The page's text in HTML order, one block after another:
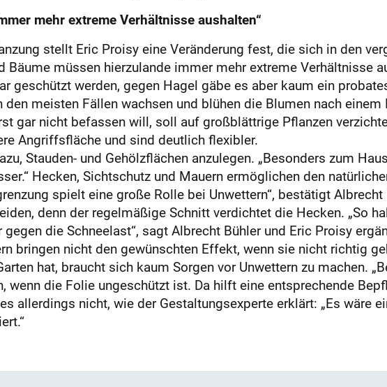
mehr extreme Verhältnisse aushalten“
stellt Eric Proisy eine Veränderung fest, die sich in den
Bäume müssen hierzulande immer mehr extreme Verhältnisse
geschützt werden, gegen Hagel gäbe es aber kaum ein
den meisten Fällen wachsen und blühen die Blumen nach
gar nicht befassen will, soll auf großblättrige Pflanzen
Angriffsfläche und sind deutlich flexibler.
Stauden- und Gehölzflächen anzulegen. „Besonders zum
Hecken, Sichtschutz und Mauern ermöglichen den
spielt eine große Rolle bei Unwettern“, bestätigt
denn der regelmäßige Schnitt verdichtet die Hecken. „So
die Schneelast“, sagt Albrecht Bühler und Eric Proisy
bringen nicht den gewünschten Effekt, wenn sie nicht richtig
hat, braucht sich kaum Sorgen vor Unwettern zu machen.
wenn die Folie ungeschützt ist. Da hilft eine entsprechende
allerdings nicht, wie der Gestaltungsexperte erklärt: „Es wäre